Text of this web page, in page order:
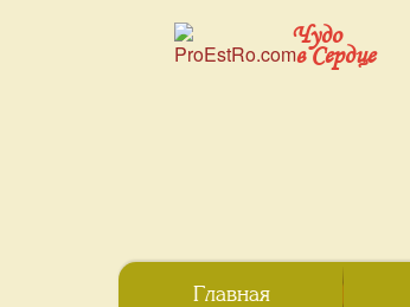
Чудо
в Сердце
Главная